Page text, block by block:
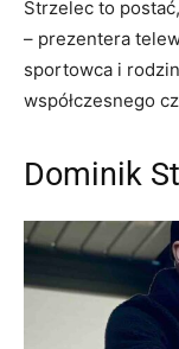
Strzelec to
– prezentera
sportowca i
współczesnego
Dominik